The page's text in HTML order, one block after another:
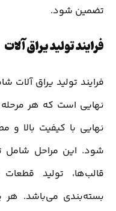
تضمین شود.
فرایند تولید یراق آلات
فرایند تولید یراق آلات
نهایی است که هر
نهایی با کیفیت بالا و
شود. این مراحل شامل
قالب‌ها، تولید
بسته‌بندی می‌باشد.